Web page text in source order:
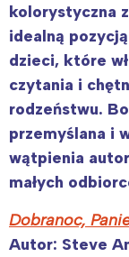
kolorystyczna
idealną
dzieci, które
czytania i
rodzeństwu.
przemyślana i
wątpienia
małych
Dobranoc,
Autor: Steve